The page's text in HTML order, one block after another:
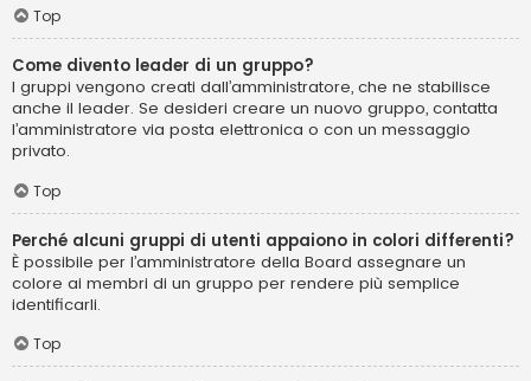
Top
Come divento leader di un gruppo?
I gruppi vengono creati dall’amministratore, che ne stabilisce
anche il leader. Se desideri creare un nuovo gruppo, contatta
l’amministratore via posta elettronica o con un messaggio
privato.
Top
Perché alcuni gruppi di utenti appaiono in colori differenti?
È possibile per l’amministratore della Board assegnare un
colore ai membri di un gruppo per rendere più semplice
identificarli.
Top